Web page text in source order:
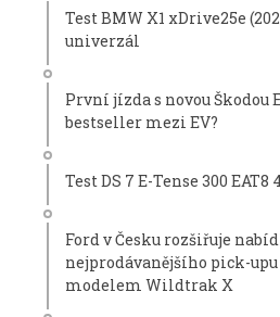
Test BMW X1 xDrive25e
univerzál
První jízda s novou Škodou
bestseller mezi EV?
Test DS 7 E-Tense 300 EAT8
Ford v Česku rozšiřuje
nejprodávanějšího pick-
modelem Wildtrak X